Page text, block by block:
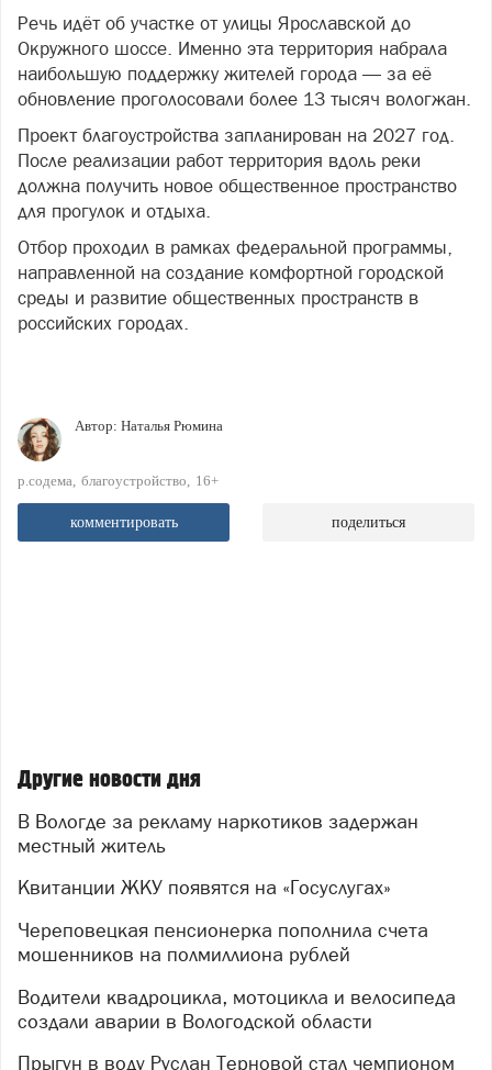
Речь идёт об участке от улицы Ярославской до
Окружного шоссе. Именно эта территория набрала
наибольшую поддержку жителей города — за её
обновление проголосовали более 13 тысяч вологжан.
Проект благоустройства запланирован на 2027 год.
После реализации работ территория вдоль реки
должна получить новое общественное пространство
для прогулок и отдыха.
Отбор проходил в рамках федеральной программы,
направленной на создание комфортной городской
среды и развитие общественных пространств в
российских городах.
Автор: Наталья Рюмина
р.содема благоустройство 16+
комментировать поделиться
Другие новости дня
В Вологде за рекламу наркотиков задержан
местный житель
Квитанции ЖКУ появятся на «Госуслугах»
Череповецкая пенсионерка пополнила счета
мошенников на полмиллиона рублей
Водители квадроцикла, мотоцикла и велосипеда
создали аварии в Вологодской области
Прыгун в воду Руслан Терновой стал чемпионом